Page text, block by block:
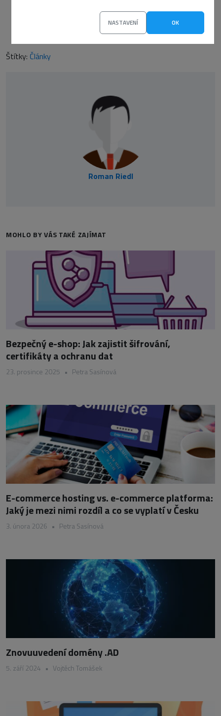
NASTAVENÍ OK
nemecka-doga.cz
Štítky: Články
Roman Riedl
MOHLO BY VÁS TAKÉ ZAJÍMAT
Bezpečný e-shop: Jak zajistit šifrování,
certifikáty a ochranu dat
23. prosince 2025 • Petra Sasínová
E-commerce hosting vs. e-commerce platforma:
Jaký je mezi nimi rozdíl a co se vyplatí v Česku
3. února 2026 • Petra Sasínová
Znovuuvedení domény .AD
5. září 2024 • Vojtěch Tomášek